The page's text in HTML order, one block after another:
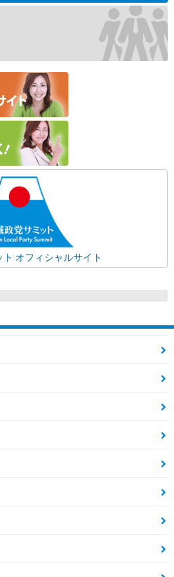
オフィシャルサイト